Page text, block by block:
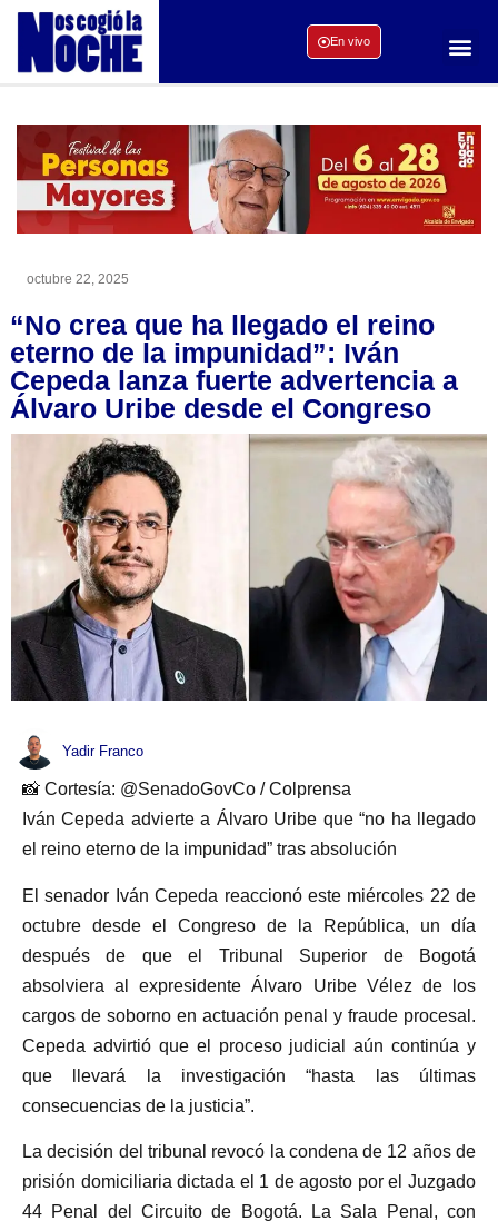
En vivo
octubre 22, 2025
“No crea que ha llegado el reino
eterno de la impunidad”: Iván
Cepeda lanza fuerte advertencia a
Álvaro Uribe desde el Congreso
Yadir Franco
📸 Cortesía: @SenadoGovCo / Colprensa
Iván Cepeda advierte a Álvaro Uribe que “no ha llegado
el reino eterno de la impunidad” tras absolución
El senador Iván Cepeda reaccionó este miércoles 22 de
octubre desde el Congreso de la República, un día
después de que el Tribunal Superior de Bogotá
absolviera al expresidente Álvaro Uribe Vélez de los
cargos de soborno en actuación penal y fraude procesal.
Cepeda advirtió que el proceso judicial aún continúa y
que llevará la investigación “hasta las últimas
consecuencias de la justicia”.
La decisión del tribunal revocó la condena de 12 años de
prisión domiciliaria dictada el 1 de agosto por el Juzgado
44 Penal del Circuito de Bogotá. La Sala Penal, con